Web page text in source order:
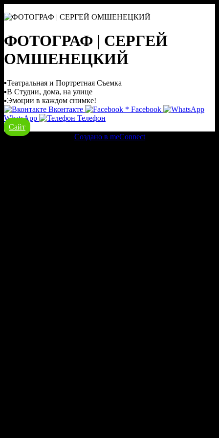
ФОТОГРАФ | СЕРГЕЙ
ОМШЕНЕЦКИЙ
▪Театральная и Портретная Съемка
▪В Студии, дома, на улице
▪Эмоции в каждом снимке!
Вконтакте
* Facebook
WhatsApp
Телефон
Сайт
Создано в meConnect